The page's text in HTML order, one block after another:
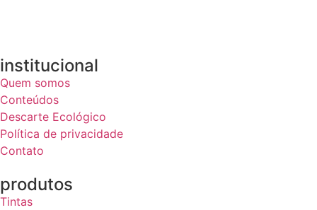
institucional
Quem somos
Conteúdos
Descarte Ecológico
Política de privacidade
Contato
produtos
Tintas